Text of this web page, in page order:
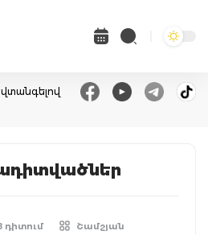
դիտում Շամշյան